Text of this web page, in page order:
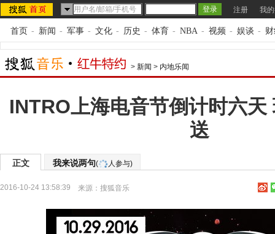
注册 我
首页 - 新闻 - 军事 - 文化 - 历史 - 体育 - NBA - 视频 - 娱谈 -
> 新闻 > 内地乐闻
INTRO上海电音节倒计时六天
送
正文 我来说两句( 人参与)
2016-10-24 13:58:39 来源： 搜狐音乐